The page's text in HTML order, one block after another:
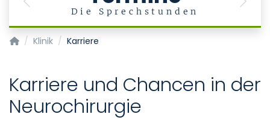
Die Sprechstunden
Previous Next
Klinik für Neurochirurgie
Klinik Karriere
Karriere und Chancen in der
Neurochirurgie